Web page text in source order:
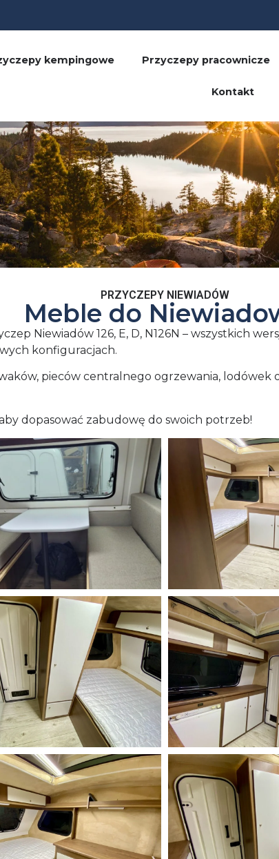
kempingowe Przyczepy pracownicze
Kontakt
PRZYCZEPY NIEWIADÓW
Meble do
Niewiadów 126, E, D, N126N – wszystkich
konfiguracjach.
pieców centralnego ogrzewania, lodówek
dopasować zabudowę do swoich potrzeb!